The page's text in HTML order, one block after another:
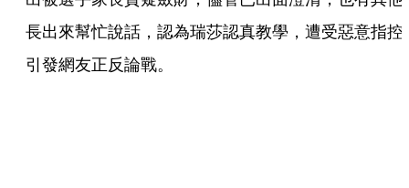
長出來幫忙說話，認為瑞莎認真教學，遭受惡意指控
引發網友正反論戰。